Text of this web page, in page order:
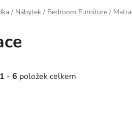
/ Nábytek / Bedroom Furniture /
1 - 6 položek celkem